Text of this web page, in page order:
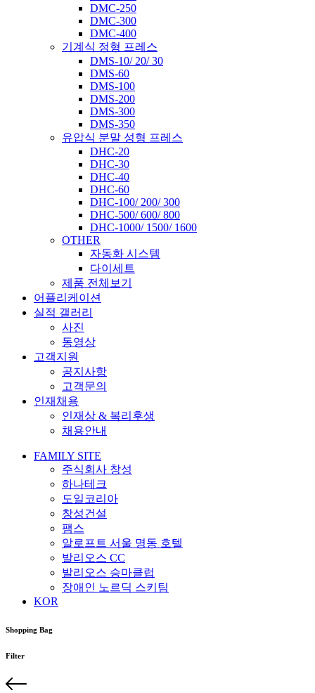
DMC-250
DMC-300
DMC-400
기계식 정형 프레스
DMS-10/ 20/ 30
DMS-60
DMS-100
DMS-200
DMS-300
DMS-350
유압식 분말 성형 프레스
DHC-20
DHC-30
DHC-40
DHC-60
DHC-100/ 200/ 300
DHC-500/ 600/ 800
DHC-1000/ 1500/ 1600
OTHER
자동화 시스템
다이세트
제품 전체보기
어플리케이션
실적 갤러리
사진
동영상
고객지원
공지사항
고객문의
인재채용
인재상 & 복리후생
채용안내
FAMILY SITE
주식회사 창성
하나테크
도일코리아
창성건설
팸스
알로프트 서울 명동 호텔
발리오스 CC
발리오스 승마클럽
장애인 노르딕 스키팀
KOR
Shopping Bag
Filter